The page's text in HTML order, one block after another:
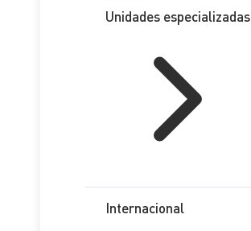
Unidades especializadas
Internacional